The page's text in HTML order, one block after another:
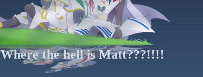
Where the hell is Matt???!!!!